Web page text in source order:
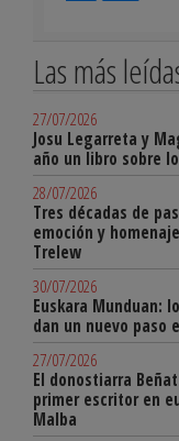
Las más
27/07/2026
Josu Legarreta y
año un libro sobre
28/07/2026
Tres décadas de
emoción y
Trelew
30/07/2026
Euskara Munduan:
dan un nuevo paso
27/07/2026
El donostiarra
primer escritor en
Malba